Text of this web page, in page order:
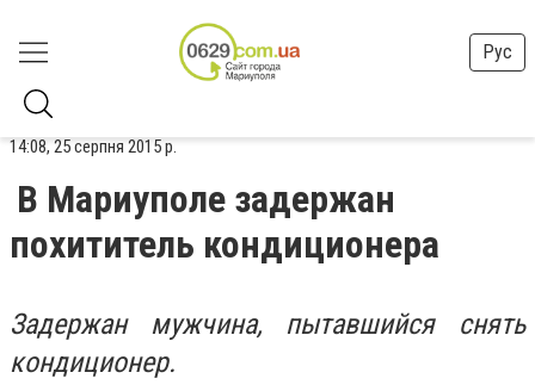
Рус
14:08, 25 серпня 2015 р.
В Мариуполе задержан
похититель кондиционера
Задержан мужчина, пытавшийся снять
кондиционер.